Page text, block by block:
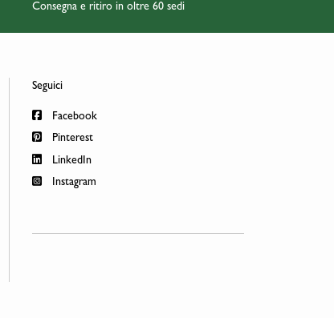
Consegna e ritiro in oltre 60 sedi
Seguici
Facebook
Pinterest
LinkedIn
Instagram